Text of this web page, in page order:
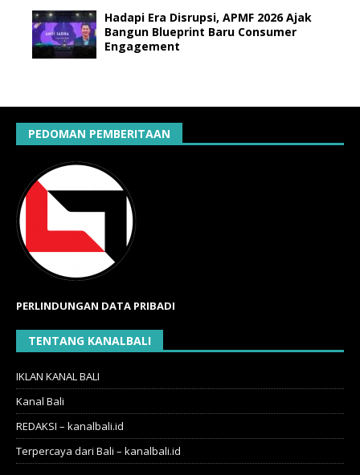
Hadapi Era Disrupsi, APMF 2026 Ajak
Bangun Blueprint Baru Consumer
Engagement
PEDOMAN PEMBERITAAN
PERLINDUNGAN DATA PRIBADI
TENTANG KANALBALI
IKLAN KANAL BALI
Kanal Bali
REDAKSI – kanalbali.id
Terpercaya dari Bali – kanalbali.id